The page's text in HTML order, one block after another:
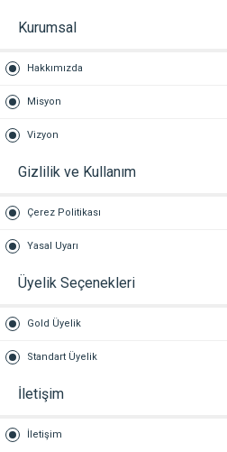
Kurumsal
Hakkımızda
Misyon
Vizyon
Gizlilik ve Kullanım
Çerez Politikası
Yasal Uyarı
Üyelik Seçenekleri
Gold Üyelik
Standart Üyelik
İletişim
İletişim